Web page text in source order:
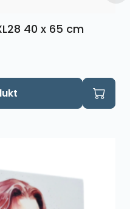
40 x 65 cm